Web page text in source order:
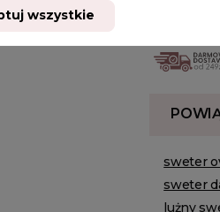
sweter
sweter
lużny
wszystkie